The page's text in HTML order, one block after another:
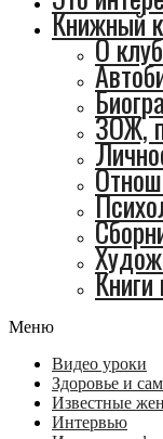
Книжный
О
ЗОЖ,
Меню
Видео уроки
Здоровье и
Известные
Интервью